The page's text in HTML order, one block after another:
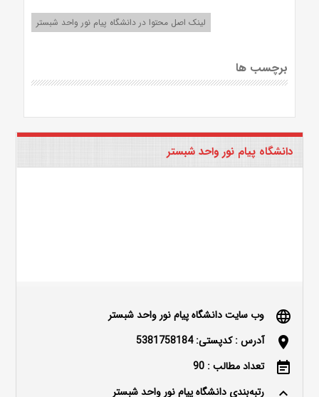
لینک اصل محتوا در دانشگاه پیام نور واحد شبستر
برچسب ها
دانشگاه پیام نور واحد شبستر
language وب سایت دانشگاه پیام نور واحد شبستر
location_on آدرس : کدپستی: 5381758184
event_note تعداد مطالب : 90
keyboard_arrow_up رتبه‌بندی دانشگاه پیام نور واحد شبستر